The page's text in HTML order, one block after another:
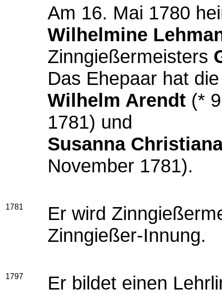
Am 16. Mai 1780
Wilhelmine
Zinngießermeisters
Das Ehepaar hat
Wilhelm Arendt (*
1781) und
Susanna
November 1781).
1781
Er wird
Zinngießer-Innung.
1797 Er bildet einen